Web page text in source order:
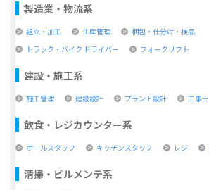
製造業・物流系
組立・加工 生産管理
梱包・仕分け・検品
トラック・バイク ドライバー
フォークリフト
建設・施工系
施工管理 建設設計 プラント設計 工事士
飲食・レジカウンター系
ホールスタッフ キッチンスタッフ レジ
清掃・ビルメンテ系